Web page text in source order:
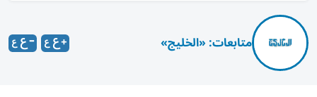
متابعات: «الخليج»